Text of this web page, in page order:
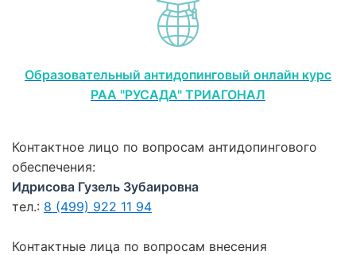
Образовательный антидопинговый онлайн курс
РАА "РУСАДА" ТРИАГОНАЛ
Контактное лицо по вопросам антидопингового
обеспечения:
Идрисова Гузель Зубаировна
тел.: 8 (499) 922 11 94
Контактные лица по вопросам внесения